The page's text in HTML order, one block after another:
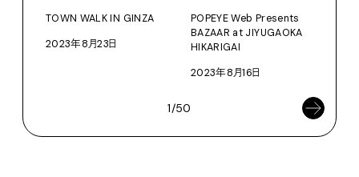
TOWN WALK IN GINZA
2023年8月23日
POPEYE Web Presents
BAZAAR at JIYUGAOKA
HIKARIGAI
2023年8月16日
1/50